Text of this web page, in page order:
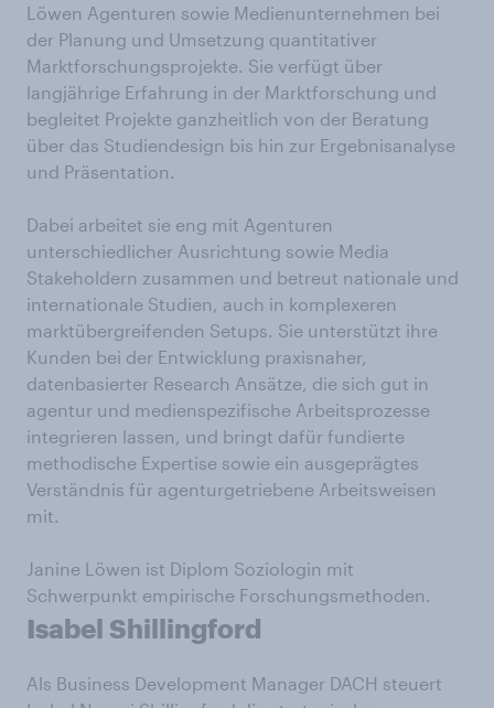
Löwen Agenturen sowie Medienunternehmen bei
der Planung und Umsetzung quantitativer
Marktforschungsprojekte. Sie verfügt über
langjährige Erfahrung in der Marktforschung und
begleitet Projekte ganzheitlich von der Beratung
über das Studiendesign bis hin zur Ergebnisanalyse
und Präsentation.
Dabei arbeitet sie eng mit Agenturen
unterschiedlicher Ausrichtung sowie Media
Stakeholdern zusammen und betreut nationale und
internationale Studien, auch in komplexeren
marktübergreifenden Setups. Sie unterstützt ihre
Kunden bei der Entwicklung praxisnaher,
datenbasierter Research Ansätze, die sich gut in
agentur und medienspezifische Arbeitsprozesse
integrieren lassen, und bringt dafür fundierte
methodische Expertise sowie ein ausgeprägtes
Verständnis für agenturgetriebene Arbeitsweisen
mit.
Janine Löwen ist Diplom Soziologin mit
Schwerpunkt empirische Forschungsmethoden.
Isabel Shillingford
Als Business Development Manager DACH steuert